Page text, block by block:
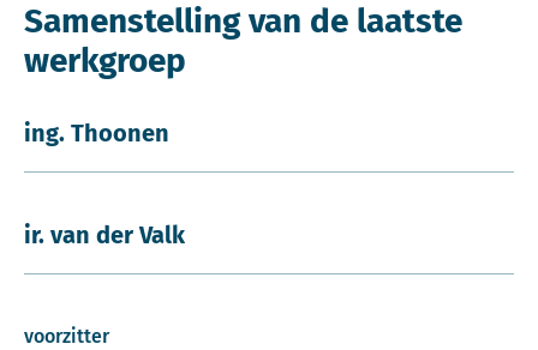
Samenstelling van de laatste
werkgroep
ing. Thoonen
ir. van der Valk
voorzitter